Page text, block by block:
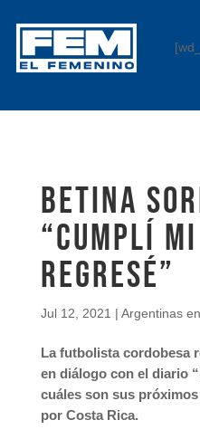
Betina
“Cumplí
regresé”
Jul 12, 2021 | Argentinas
La futbolista cordobesa
en diálogo con el diario
cuáles son sus
por Costa Rica.